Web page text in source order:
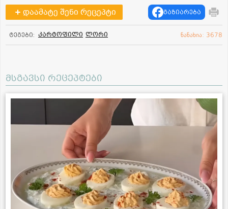
დაამატე შენი რეცეპტი გაზიარება
ტეგები: კარტოფილი ლორი ნანახია: 3678
მსგავსი რეცეპტები